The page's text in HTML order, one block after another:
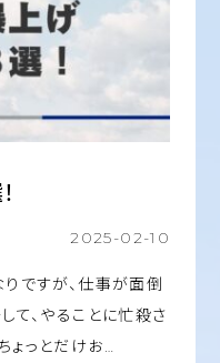
2025-02-10
ですが、仕事が面倒
て、やることに忙殺さ
ょっとだけお…